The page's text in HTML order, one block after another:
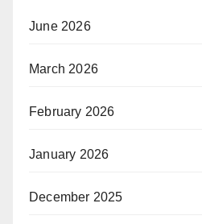
June 2026
March 2026
February 2026
January 2026
December 2025